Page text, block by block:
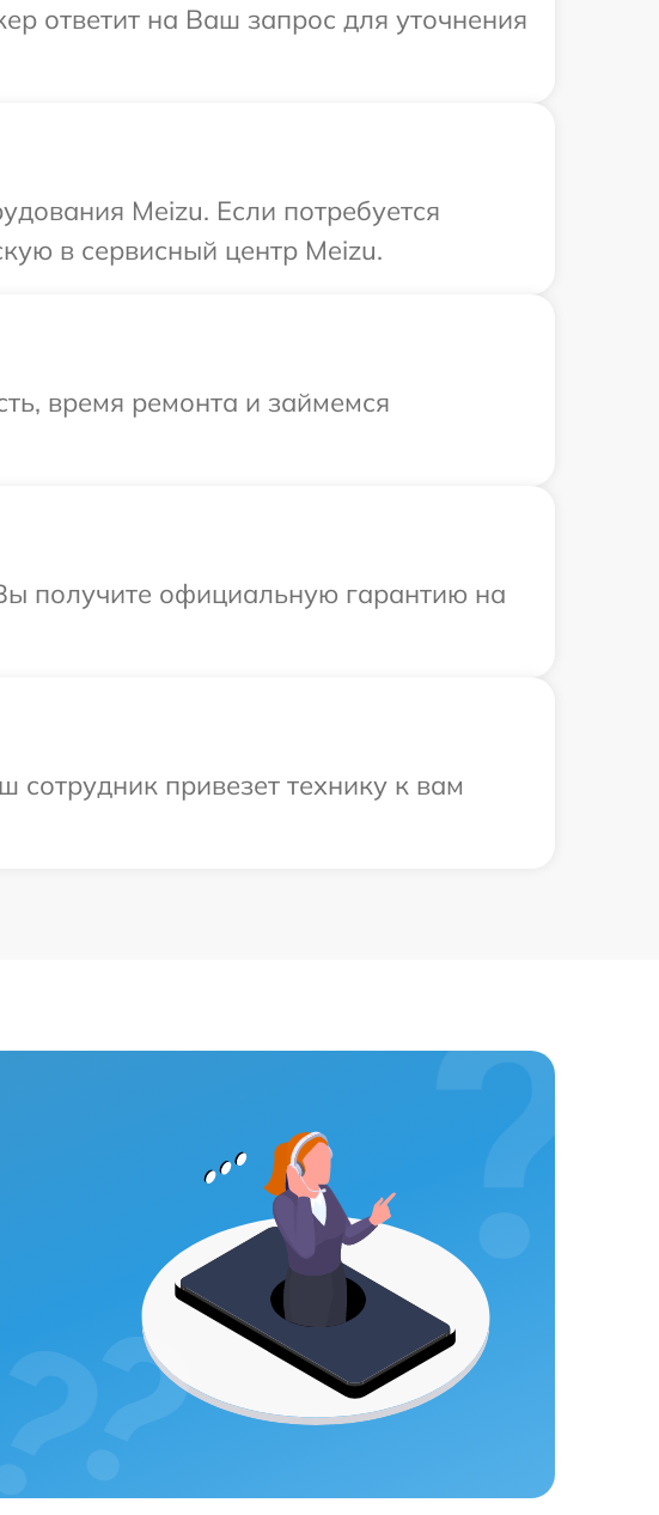
ответит на Ваш запрос для уточнения
Meizu. Если потребуется
в сервисный центр Meizu.
время ремонта и займемся
получите официальную гарантию на
привезет технику к вам